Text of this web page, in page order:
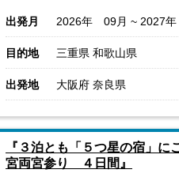
出発月 2026年 09月 ~ 2027
目的地 三重県 和歌山県
出発地 大阪府 奈良県
『３泊とも「５つ星の宿」
宮両宮参り ４日間』